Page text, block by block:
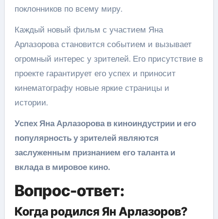
поклонников по всему миру.
Каждый новый фильм с участием Яна
Арлазорова становится событием и вызывает
огромный интерес у зрителей. Его присутствие в
проекте гарантирует его успех и приносит
кинематографу новые яркие страницы и
истории.
Успех Яна Арлазорова в киноиндустрии и его
популярность у зрителей являются
заслуженным признанием его таланта и
вклада в мировое кино.
Вопрос-ответ:
Когда родился Ян Арлазоров?